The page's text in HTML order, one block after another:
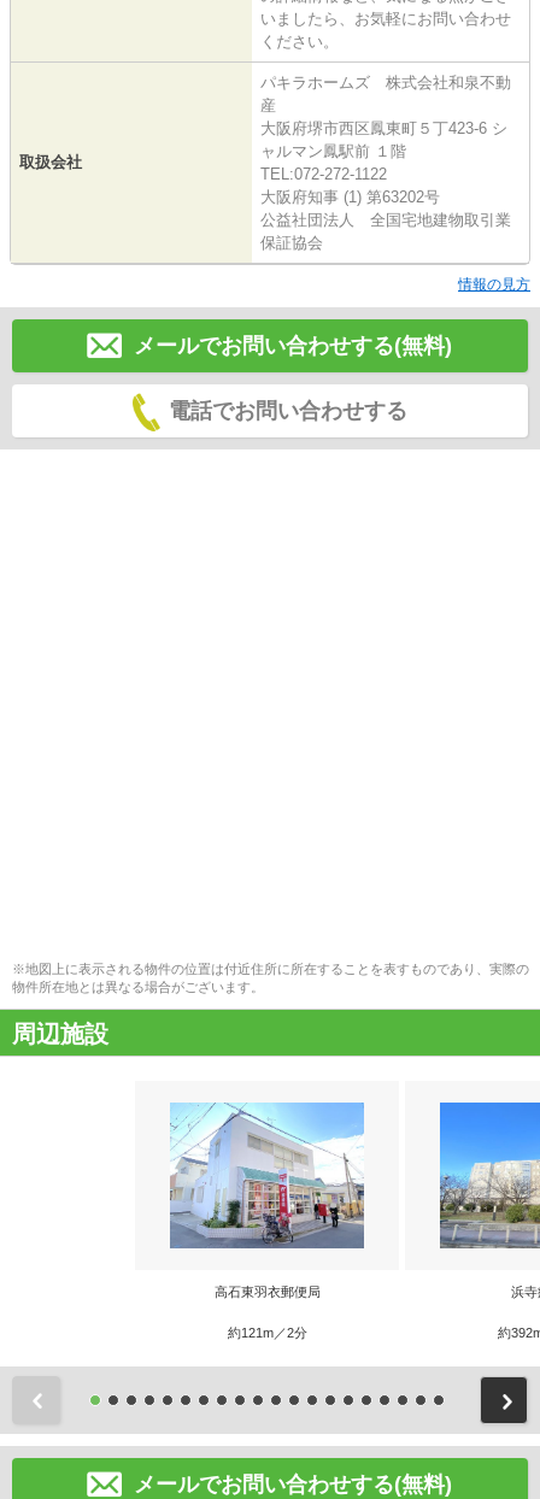
いましたら、お気軽にお問い合わせ
ください。
取扱会社
パキラホームズ 株式会社和泉不動
産
大阪府堺市西区鳳東町５丁423-6 シ
ャルマン鳳駅前 １階
TEL:072-272-1122
大阪府知事 (1) 第63202号
公益社団法人 全国宅地建物取引業
保証協会
情報の見方
メールでお問い合わせする(無料)
電話でお問い合わせする
※地図上に表示される物件の位置は付近住所に所在することを表すものであり、実際の
物件所在地とは異なる場合がございます。
周辺施設
高石東羽衣郵便局
約121m／2分
浜寺
約
メールでお問い合わせする(無料)